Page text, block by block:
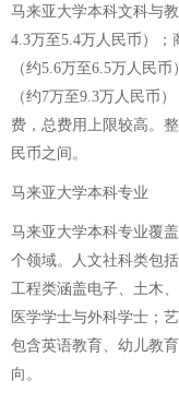
马来亚大学本科文科与
4.3万至5.4万人民币）
（约5.6万至6.5万人民
（约7万至9.3万人民币
费，总费用上限较高。
民币之间。
马来亚大学本科专业
马来亚大学本科专业覆
个领域。人文社科类包
工程类涵盖电子、土木
医学学士与外科学士；
包含英语教育、幼儿教
向。